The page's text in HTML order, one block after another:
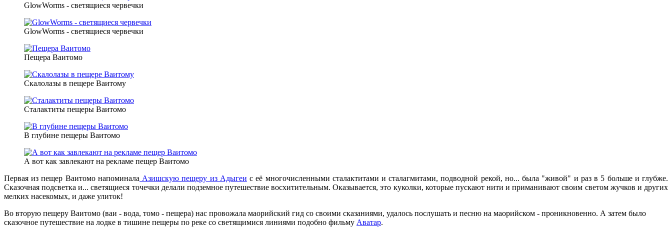
GlowWorms - светящиеся червечки
GlowWorms - светящиеся червечки
Пещера Ваитомо
Скалолазы в пещере Ваитому
Сталактиты пещеры Ваитомо
В глубине пещеры Ваитомо
А вот как завлекают на рекламе пещер Ваитомо
Первая из пещер Ваитомо напоминала Азишскую пещеру из Адыгеи с её многочисленными сталактитами и сталагмитами, подводной рекой, но... была "живой" и раз в 5 больше и глубже.
Сказочная подсветка и... светящиеся точечки делали подземное путешествие восхитительным. Оказывается, это куколки, которые пускают нити и приманивают своим светом жучков и других
мелких насекомых, и даже улиток!
Во вторую пещеру Ваитомо (ваи - вода, томо - пещера) нас провожала маорийский гид со своими сказаниями, удалось послушать и песню на маорийском - проникновенно. А затем было
сказочное путешествие на лодке в тишине пещеры по реке со светящимися линиями подобно фильму Аватар.